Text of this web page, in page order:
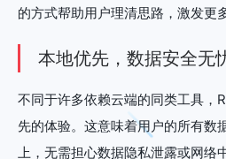
的方式帮助用户理清思路，激发更
本地优先，数据安全无
不同于许多依赖云端的同类工具，
先的体验。这意味着用户的所有数
上，无需担心数据隐私泄露或网络